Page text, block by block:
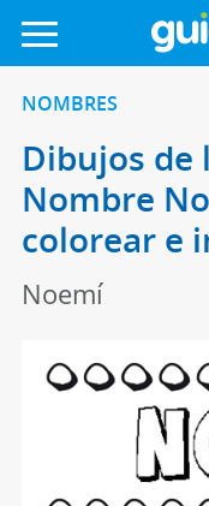
NOMBRES
Dibujos de
Nombre
colorear e
Noemí